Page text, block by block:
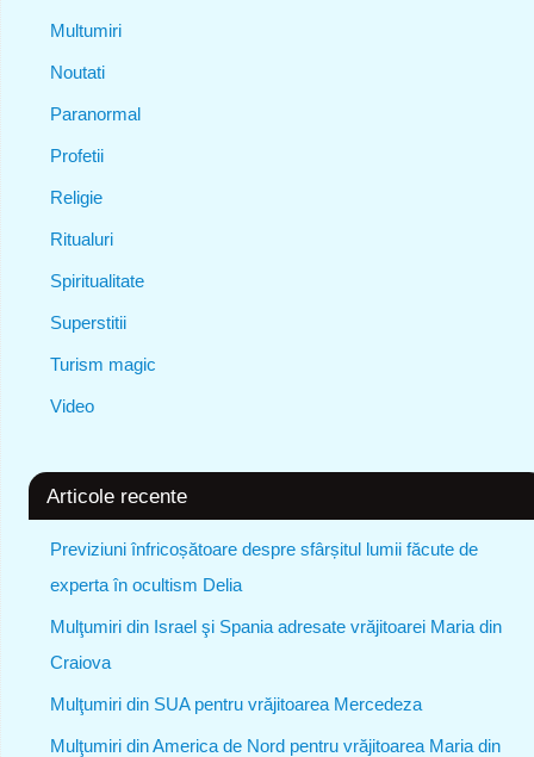
Multumiri
Noutati
Paranormal
Profetii
Religie
Ritualuri
Spiritualitate
Superstitii
Turism magic
Video
Articole recente
Previziuni înfricoșătoare despre sfârșitul lumii făcute de
experta în ocultism Delia
Mulţumiri din Israel şi Spania adresate vrăjitoarei Maria din
Craiova
Mulţumiri din SUA pentru vrăjitoarea Mercedeza
Mulţumiri din America de Nord pentru vrăjitoarea Maria din